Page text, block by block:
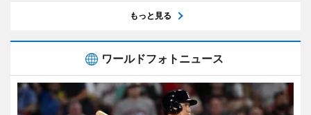
もっと見る
ワールドフォトニュース